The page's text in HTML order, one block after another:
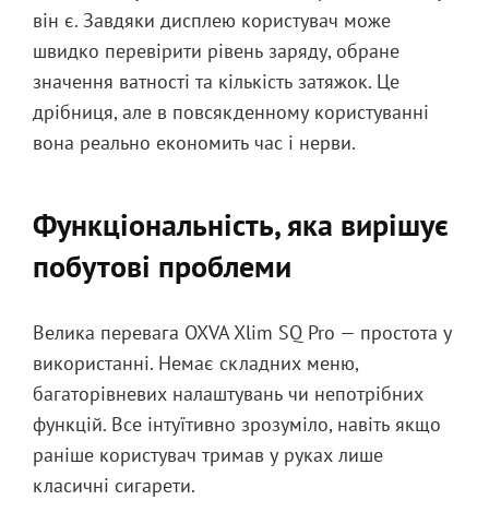
він є. Завдяки дисплею користувач може
швидко перевірити рівень заряду, обране
значення ватності та кількість затяжок. Це
дрібниця, але в повсякденному користуванні
вона реально економить час і нерви.
Функціональність, яка вирішує
побутові проблеми
Велика перевага OXVA Xlim SQ Pro — простота у
використанні. Немає складних меню,
багаторівневих налаштувань чи непотрібних
функцій. Все інтуїтивно зрозуміло, навіть якщо
раніше користувач тримав у руках лише
класичні сигарети.